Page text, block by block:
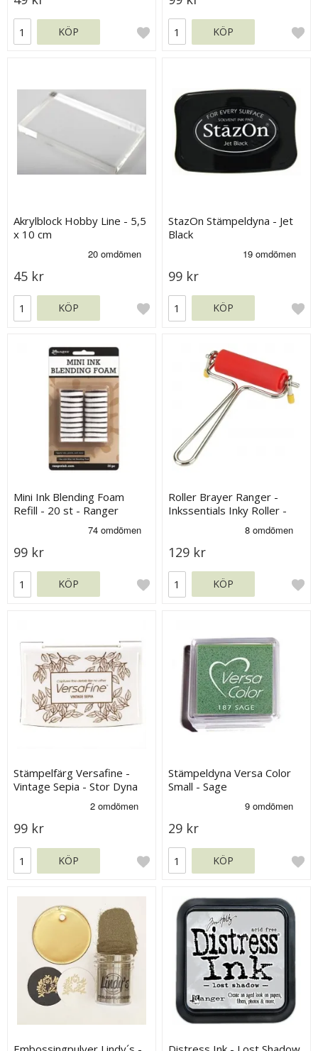
KÖP KÖP
Akrylblock Hobby Line - 5,5
x 10 cm
45 kr
KÖP
StazOn Stämpeldyna - Jet
Black
99 kr
KÖP
Mini Ink Blending Foam
Refill - 20 st - Ranger
99 kr
KÖP
Roller Brayer Ranger -
Inkssentials Inky Roller -
129 kr
KÖP
Stämpelfärg Versafine -
Vintage Sepia - Stor Dyna
99 kr
KÖP
Stämpeldyna Versa Color
Small - Sage
29 kr
KÖP